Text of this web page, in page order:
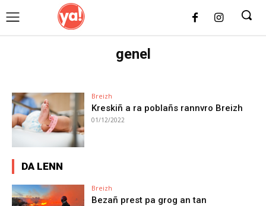
genel
Breizh
Kreskiñ a ra poblañs rannvro Breizh
01/12/2022
DA LENN
Breizh
Bezañ prest pa grog an tan